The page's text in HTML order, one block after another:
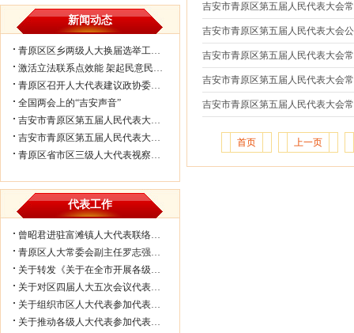
新闻动态
青原区区乡两级人大换届选举工作会议...
激活立法联系点效能 架起民意民生连...
青原区召开人大代表建议政协委员提案...
全国两会上的“吉安声音”
吉安市青原区第五届人民代表大会第七...
吉安市青原区第五届人民代表大会第七...
青原区省市区三级人大代表视察民生实...
代表工作
曾昭君进驻富滩镇人大代表联络工作站...
青原区人大常委会副主任罗志强带队赴...
关于转发《关于在全市开展各级人大代...
关于对区四届人大五次会议代表所提部...
关于组织市区人大代表参加代表联络工...
关于推动各级人大代表参加代表联络工...
吉安市青原区第五届人民代表大会
吉安市青原区第五届人民代表大会
吉安市青原区第五届人民代表大会
吉安市青原区第五届人民代表大会
吉安市青原区第五届人民代表大会
首页 上一页